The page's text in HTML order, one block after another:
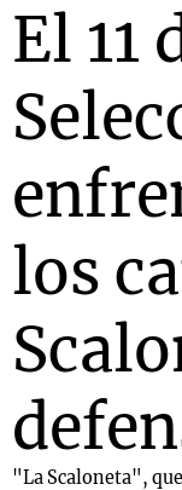
El 11
los
"La Scaloneta",